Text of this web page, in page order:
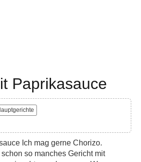
Paprikasauce
Ich mag gerne Chorizo.
so manches Gericht mit